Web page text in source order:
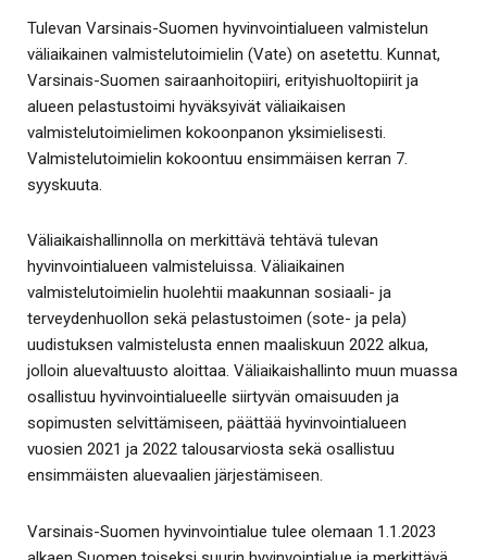
Tulevan Varsinais-Suomen hyvinvointialueen valmistelun
väliaikainen valmistelutoimielin (Vate) on asetettu. Kunnat,
Varsinais-Suomen sairaanhoitopiiri, erityishuoltopiirit ja
alueen pelastustoimi hyväksyivät väliaikaisen
valmistelutoimielimen kokoonpanon yksimielisesti.
Valmistelutoimielin kokoontuu ensimmäisen kerran 7.
syyskuuta.
Väliaikaishallinnolla on merkittävä tehtävä tulevan
hyvinvointialueen valmisteluissa. Väliaikainen
valmistelutoimielin huolehtii maakunnan sosiaali- ja
terveydenhuollon sekä pelastustoimen (sote- ja pela)
uudistuksen valmistelusta ennen maaliskuun 2022 alkua,
jolloin aluevaltuusto aloittaa. Väliaikaishallinto muun muassa
osallistuu hyvinvointialueelle siirtyvän omaisuuden ja
sopimusten selvittämiseen, päättää hyvinvointialueen
vuosien 2021 ja 2022 talousarviosta sekä osallistuu
ensimmäisten aluevaalien järjestämiseen.
Varsinais-Suomen hyvinvointialue tulee olemaan 1.1.2023